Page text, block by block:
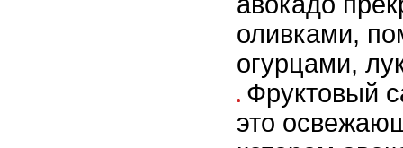
оливками,
огурцами,
Фруктовый
это